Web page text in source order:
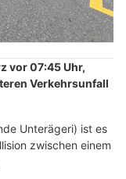
vor 07:45 Uhr,
Verkehrsunfall
Unterägeri) ist es
zwischen einem